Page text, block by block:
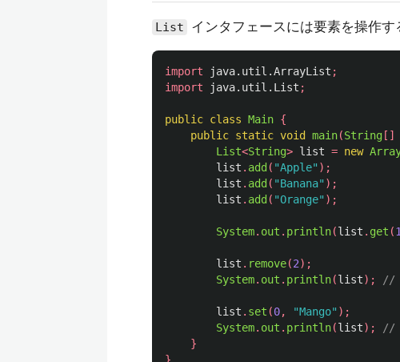
List インタフェースには要素を操作す
import java.util.ArrayList ;
import
java.util.List ;
public class Main {
public static void main(String []
List<String> list = new
list . add ( "Apple" );
list . add ( "Banana" );
list . add ( "Orange" );
System. out . println(list . get (1
list . remove(2);
System. out . println(list); //
list . set (0, "Mango" );
System. out . println(list);
//
}